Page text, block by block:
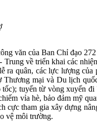
văn của Ban Chỉ đạo
về triển khai các
quân, các lực lượng
mại và Du lịch
tuyến từ vòng xuyến
vỉa hè, bảo đảm mỹ
tham gia xây dựng
vệ môi trường.